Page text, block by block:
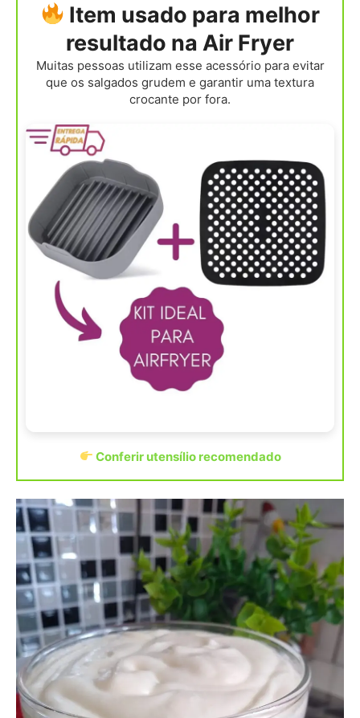
Item usado para melhor
resultado na Air Fryer
Muitas pessoas utilizam esse acessório para evitar
que os salgados grudem e garantir uma textura
crocante por fora.
Conferir utensílio recomendado